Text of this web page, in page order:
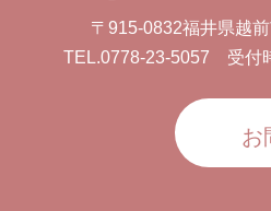
〒915-0832福井県越
TEL.0778-23-5057 受付
お